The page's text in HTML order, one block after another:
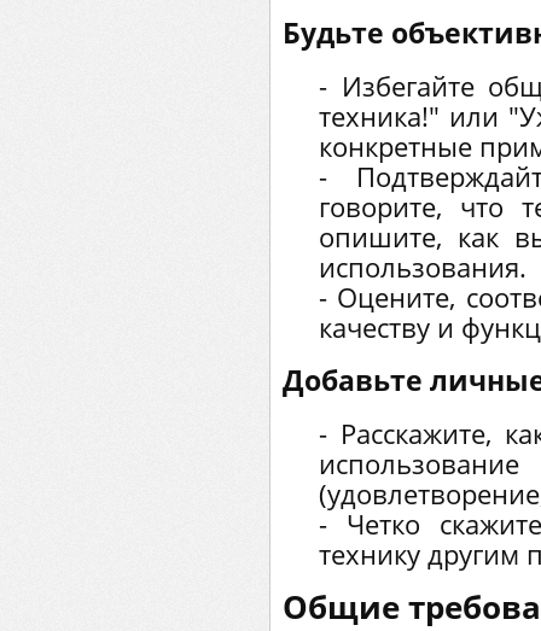
Будьте
- Избегайте
техника!" или
конкретные
-
говорите, что
опишите, как
использования.
- Оцените,
качеству и
Добавьте
- Расскажите,
- Четко
технику другим
Общие